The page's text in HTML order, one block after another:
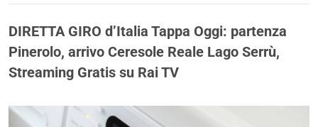
DIRETTA GIRO d’Italia Tappa Oggi: partenza
Pinerolo, arrivo Ceresole Reale Lago Serrù,
Streaming Gratis su Rai TV